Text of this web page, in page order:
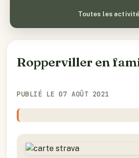
Toutes les
Ropperviller en
PUBLIÉ LE 07 AOÛT 2021